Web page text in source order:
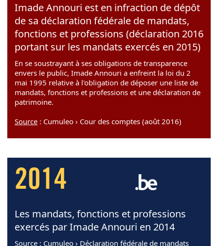
Imade Annouri est en infraction de dépôt
de sa déclaration fédérale de mandats,
fonctions et professions (déclaration 2016
portant sur les mandats exercés en 2015)
En se soustrayant à ses obligations de transparence
envers le public, Imade Annouri a enfreint la loi du 2
mai 1995 relative à l'obligation de déposer une liste de
mandats, fonctions et professions et une déclaration de
patrimoine.
Source : Cumuleo › Cour des comptes (août 2016)
2014
Les mandats, fonctions et professions
exercés par Imade Annouri en 2014
Source : Cumuleo › Déclaration fédérale de mandats